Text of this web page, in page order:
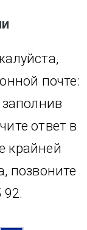
почте:
заполнив
ответ в
крайней
позвоните
92.